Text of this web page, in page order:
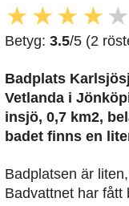
★ ★★ ★ ★
Betyg: 3.5/5 (2
Badplats
Vetlanda i
insjö, 0,7 km2,
badet finns en
Badplatsen är
Badvattnet har fått